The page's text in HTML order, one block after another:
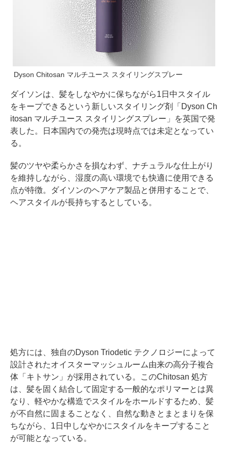
Dyson Chitosan マルチユース スタイリングスプレー
ダイソンは、髪をしなやかに保ちながら1日中スタイル
をキープできるという新しいスタイリング剤「Dyson Ch
itosan マルチユース スタイリングスプレー」を英国で発
表した。日本国内での発売は現時点では未定となってい
る。
髪のツヤや柔らかさを損なわず、ナチュラルな仕上がり
を維持しながら、湿度の高い環境でも快適に使用できる
点が特徴。ダイソンのヘアケア製品と併用することで、
ヘアスタイルが長持ちするとしている。
処方には、独自のDyson Triodetic テクノロジーによって
設計されたオイスターマッシュルーム由来の高分子複合
体「キトサン」が採用されている。このChitosan 処方
は、髪を固く結合して固定する一般的なポリマーとは異
なり、軽やかな構造でスタイルをホールドするため、髪
が不自然に固まることなく、自然な動きとまとまりを保
ちながら、1日中しなやかにスタイルをキープすること
が可能となっている。